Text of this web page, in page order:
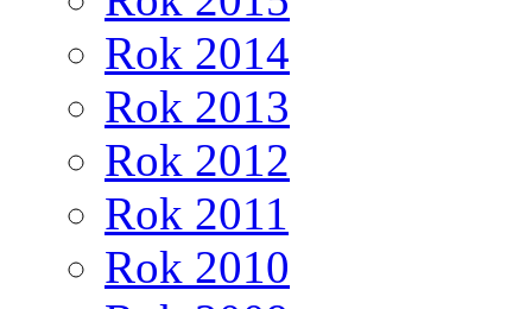
Rok 2014
Rok 2013
Rok 2012
Rok 2011
Rok 2010